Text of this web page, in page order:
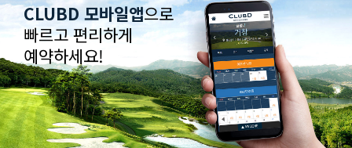
CLUBD 모바일앱으로
빠르고 편리하게
예약하세요!